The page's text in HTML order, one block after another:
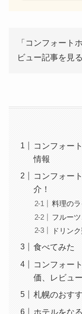
「コンフォート
ビュー記事を見る
コンフォー
情報
コンフォー
介！
料理の
フルー
ドリン
食べてみた
コンフォー
価、レビュ
札幌のおす
ホテルをな